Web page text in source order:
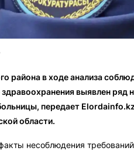
района в ходе анализа
выявлен ряд
передает
области.
несоблюдения